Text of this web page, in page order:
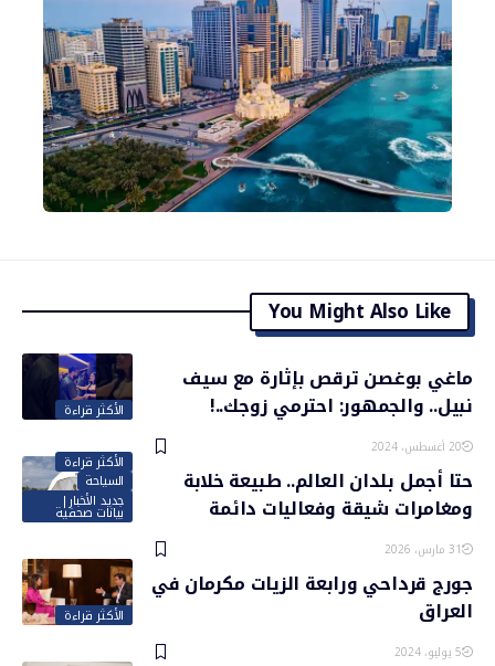
You Might Also Like
الأكثر قراءة
ماغي بوغصن ترقص بإثارة مع سيف
نبيل.. والجمهور: احترمي زوجك..!
20 أغسطس، 2024
الأكثر قراءة
السياحة
جديد الأخبار|
بيانات صحفية
حتا أجمل بلدان العالم.. طبيعة خلابة
ومغامرات شيقة وفعاليات دائمة
31 مارس، 2026
الأكثر قراءة
جورج قرداحي ورابعة الزيات مكرمان في
العراق
5 يوليو، 2024